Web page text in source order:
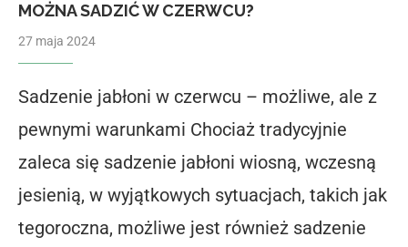
MOŻNA SADZIĆ W CZERWCU?
27 maja 2024
Sadzenie jabłoni w czerwcu – możliwe, ale z
pewnymi warunkami Chociaż tradycyjnie
zaleca się sadzenie jabłoni wiosną, wczesną
jesienią, w wyjątkowych sytuacjach, takich jak
tegoroczna, możliwe jest również sadzenie